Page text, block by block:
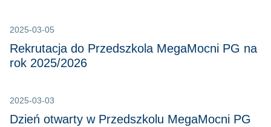
2025-03-05
Rekrutacja do Przedszkola MegaMocni PG na
rok 2025/2026
2025-03-03
Dzień otwarty w Przedszkolu MegaMocni PG